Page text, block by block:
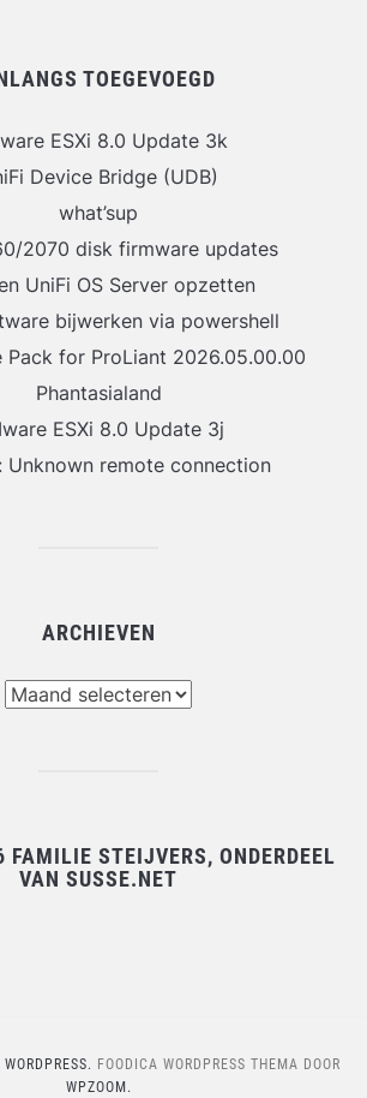
TOEGEVOEGD
ESXi 8.0 Update 3k
Device Bridge (UDB)
what’sup
2070 disk firmware updates
UniFi OS Server opzetten
bijwerken via powershell
Pack for ProLiant 2026.05.00.00
Phantasialand
ESXi 8.0 Update 3j
Unknown remote connection
ARCHIEVEN
STEIJVERS, ONDERDEEL
VAN SUSSE.NET
WORDPRESS. FOODICA WORDPRESS THEMA DOOR
WPZOOM.